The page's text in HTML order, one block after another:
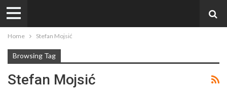
Home Stefan Mojsić
Browsing Tag
Stefan Mojsić